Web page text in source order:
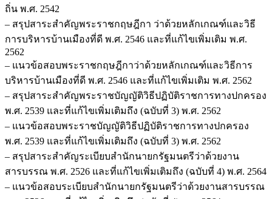
ถิ่น พ.ศ. 2542
– สรุปสาระสำคัญพระราชกฤษฎีกา ว่าด้วยหลักเกณฑ์และวิธี
การบริหารบ้านเมืองที่ดี พ.ศ. 2546 และที่แก้ไขเพิ่มเติม พ.ศ.
2562
– แนวข้อสอบพระราชกฤษฎีกาว่าด้วยหลักเกณฑ์และวิธีการ
บริหารบ้านเมืองที่ดี พ.ศ. 2546 และที่แก้ไขเพิ่มเติม พ.ศ. 2562
– สรุปสาระสำคัญพระราชบัญญัติวิธีปฏิบัติราชการทางปกครอง
พ.ศ. 2539 และที่แก้ไขเพิ่มเติมถึง (ฉบับที่ 3) พ.ศ. 2562
– แนวข้อสอบพระราชบัญญัติวิธีปฏิบัติราชการทางปกครอง
พ.ศ. 2539 และที่แก้ไขเพิ่มเติมถึง (ฉบับที่ 3) พ.ศ. 2562
– สรุปสาระสำคัญระเบียบสำนักนายกรัฐมนตรีว่าด้วยงาน
สารบรรณ พ.ศ. 2526 และที่แก้ไขเพิ่มเติมถึง (ฉบับที่ 4) พ.ศ. 2564
– แนวข้อสอบระเบียบสำนักนายกรัฐมนตรีว่าด้วยงานสารบรรณ